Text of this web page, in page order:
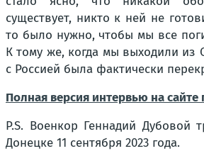
существует, никто к ней не
то было нужно, чтобы мы все
К тому же, когда мы выходили из
с Россией была фактически
Полная версия интервью на сайте
P.S. Военкор Геннадий Дубовой
Донецке 11 сентября 2023 года.